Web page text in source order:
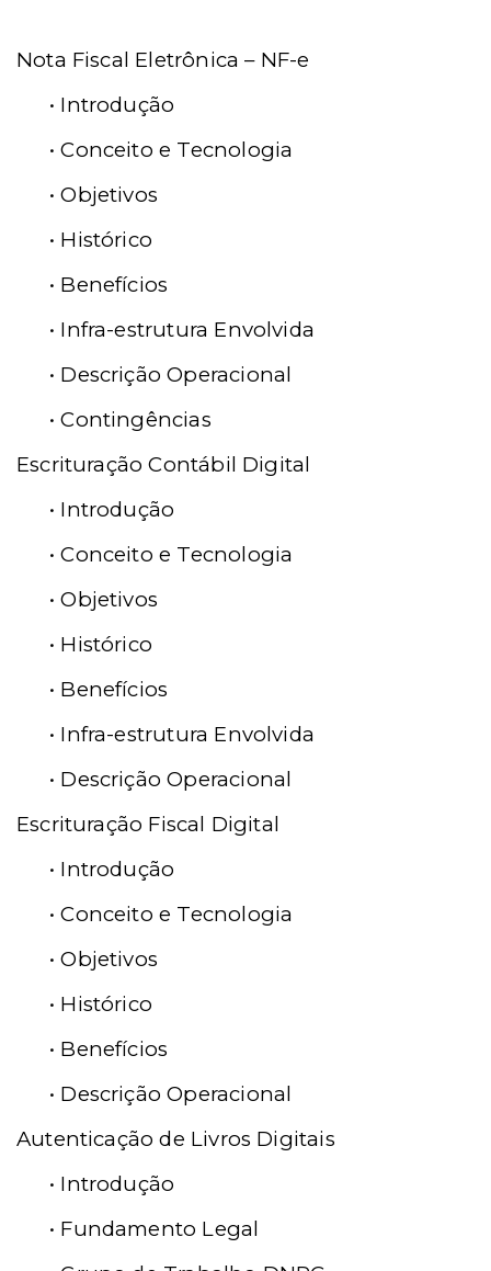
Nota Fiscal Eletrônica – NF-e
• Introdução
• Conceito e Tecnologia
• Objetivos
• Histórico
• Benefícios
• Infra-estrutura Envolvida
• Descrição Operacional
• Contingências
Escrituração Contábil Digital
• Introdução
• Conceito e Tecnologia
• Objetivos
• Histórico
• Benefícios
• Infra-estrutura Envolvida
• Descrição Operacional
Escrituração Fiscal Digital
• Introdução
• Conceito e Tecnologia
• Objetivos
• Histórico
• Benefícios
• Descrição Operacional
Autenticação de Livros Digitais
• Introdução
• Fundamento Legal